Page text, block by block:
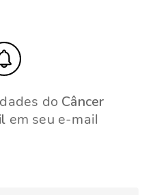
do Câncer
em seu e-mail